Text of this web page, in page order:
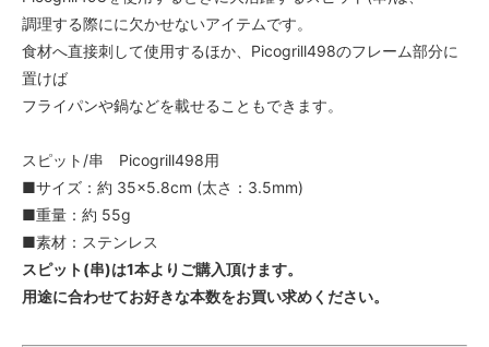
調理する際にに欠かせないアイテムです。
食材へ直接刺して使用するほか、Picogrill498のフレーム部分に
置けば
フライパンや鍋などを載せることもできます。
スピット/串 Picogrill498用
■サイズ：約 35×5.8cm (太さ：3.5mm)
■重量：約 55g
■素材：ステンレス
スピット(串)は1本よりご購入頂けます。
用途に合わせてお好きな本数をお買い求めください。